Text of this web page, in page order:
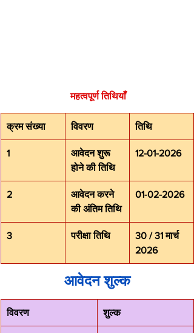
महत्वपूर्ण तिथियाँ
क्रम संख्या विवरण तिथि
1
आवेदन शुरू
होने की तिथि
12-01-2026
2
आवेदन करने
की अंतिम तिथि
01-02-2026
3 परीक्षा तिथि
30 / 31 मार्च
2026
आवेदन शुल्क
विवरण शुल्क